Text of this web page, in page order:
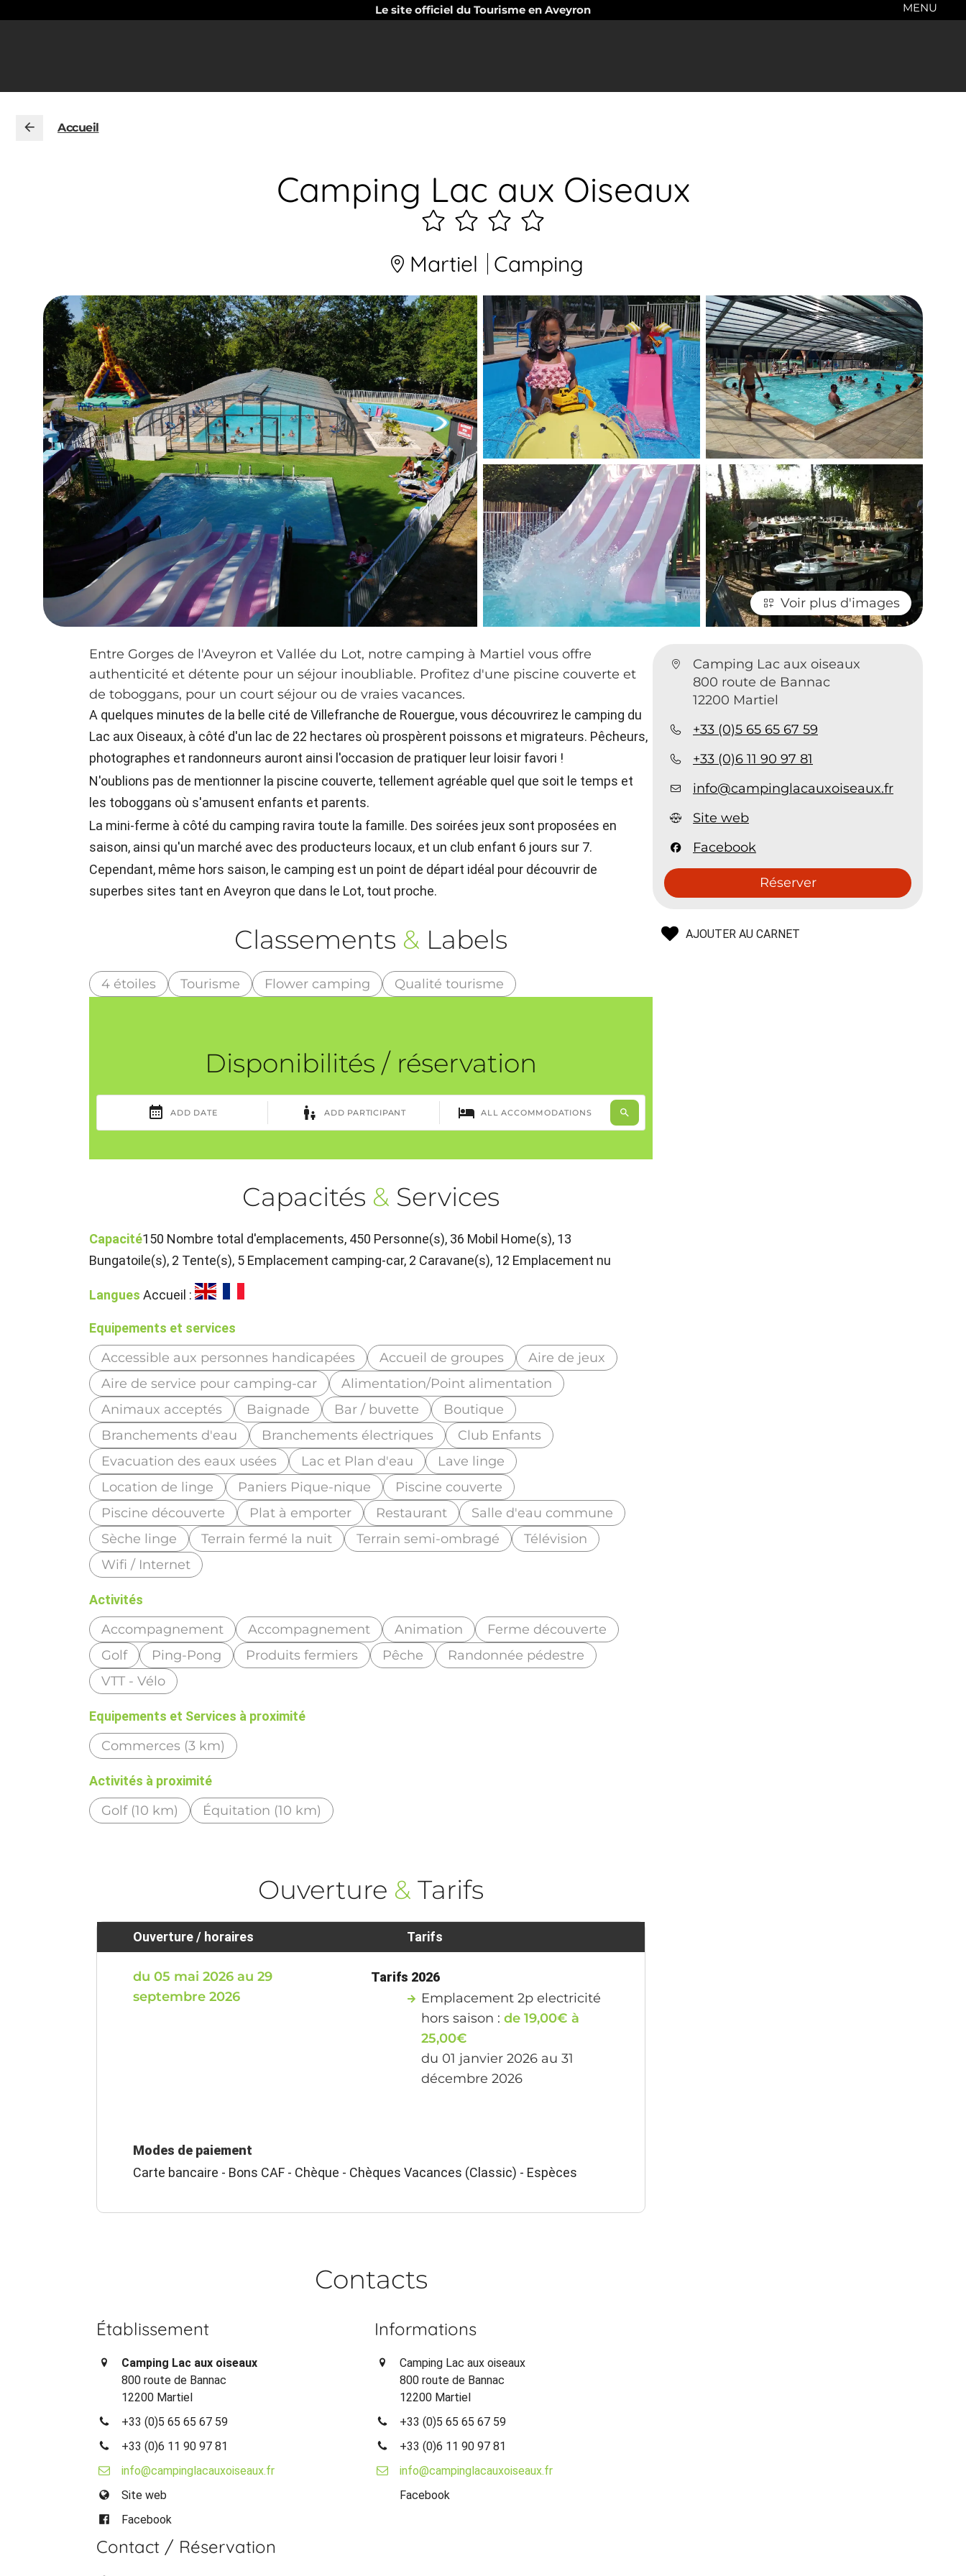
Le site officiel du Tourisme en Aveyron MENU
Accueil
Camping Lac aux Oiseaux
4
étoiles
Martiel Camping
Voir plus d'images
Camping Lac aux oiseaux
800 route de Bannac
12200 Martiel
+33 (0)5 65 65 67 59
+33 (0)6 11 90 97 81
info@campinglacauxoiseaux.fr
Site web
Facebook
Réserver
AJOUTER AU CARNET
Entre Gorges de l'Aveyron et Vallée du Lot, notre camping à Martiel vous offre
authenticité et détente pour un séjour inoubliable. Profitez d'une piscine couverte et
de toboggans, pour un court séjour ou de vraies vacances.
A quelques minutes de la belle cité de Villefranche de Rouergue, vous découvrirez le camping du
Lac aux Oiseaux, à côté d'un lac de 22 hectares où prospèrent poissons et migrateurs. Pêcheurs,
photographes et randonneurs auront ainsi l'occasion de pratiquer leur loisir favori !
N'oublions pas de mentionner la piscine couverte, tellement agréable quel que soit le temps et
les toboggans où s'amusent enfants et parents.
La mini-ferme à côté du camping ravira toute la famille. Des soirées jeux sont proposées en
saison, ainsi qu'un marché avec des producteurs locaux, et un club enfant 6 jours sur 7.
Cependant, même hors saison, le camping est un point de départ idéal pour découvrir de
superbes sites tant en Aveyron que dans le Lot, tout proche.
Classements & Labels
4 étoiles Tourisme Flower camping Qualité tourisme
Disponibilités / réservation
Capacités & Services
Capacité150 Nombre total d'emplacements, 450 Personne(s), 36 Mobil Home(s), 13
Bungatoile(s), 2 Tente(s), 5 Emplacement camping-car, 2 Caravane(s), 12 Emplacement nu
Langues Accueil :
Equipements et services
Accessible aux personnes handicapées Accueil de groupes
Aire de jeux
Aire de service pour camping-car
Alimentation/Point alimentation
Animaux acceptés
Baignade Bar / buvette
Boutique
Branchements d'eau
Branchements électriques
Club Enfants
Evacuation des eaux usées
Lac et Plan d'eau
Lave linge
Location de linge
Paniers Pique-nique
Piscine couverte
Piscine découverte
Plat à emporter Restaurant
Salle d'eau commune
Sèche linge
Terrain fermé la nuit Terrain semi-ombragé
Télévision
Wifi / Internet
Activités
Accompagnement Accompagnement Animation
Ferme découverte
Golf
Ping-Pong Produits fermiers Pêche
Randonnée pédestre
VTT - Vélo
Equipements et Services à proximité
Commerces (3 km)
Activités à proximité
Golf (10 km) Équitation (10 km)
Ouverture & Tarifs
Ouverture / horaires
du 05 mai 2026 au 29
septembre 2026
Tarifs
Tarifs 2026
Emplacement 2p electricité
hors saison :de 19,00€ à
25,00€
du 01 janvier 2026 au 31
décembre 2026
Modes de paiement
Carte bancaire - Bons CAF - Chèque - Chèques Vacances (Classic) - Espèces
Contacts
Établissement
Camping Lac aux oiseaux
800 route de Bannac
12200 Martiel
+33 (0)5 65 65 67 59
+33 (0)6 11 90 97 81
info@campinglacauxoiseaux.fr
Site web
Facebook
Informations
Camping Lac aux oiseaux
800 route de Bannac
12200 Martiel
+33 (0)5 65 65 67 59
+33 (0)6 11 90 97 81
info@campinglacauxoiseaux.fr
Facebook
Contact / Réservation